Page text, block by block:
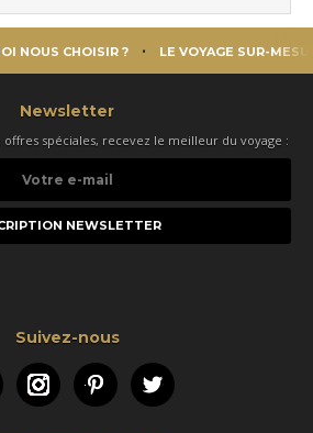
NOUS CHOISIR ? LE VOYAGE SUR-
Newsletter
spéciales, recevez le meilleur du voyage :
Suivez-nous
FacebookInstagramPinterestTwitter